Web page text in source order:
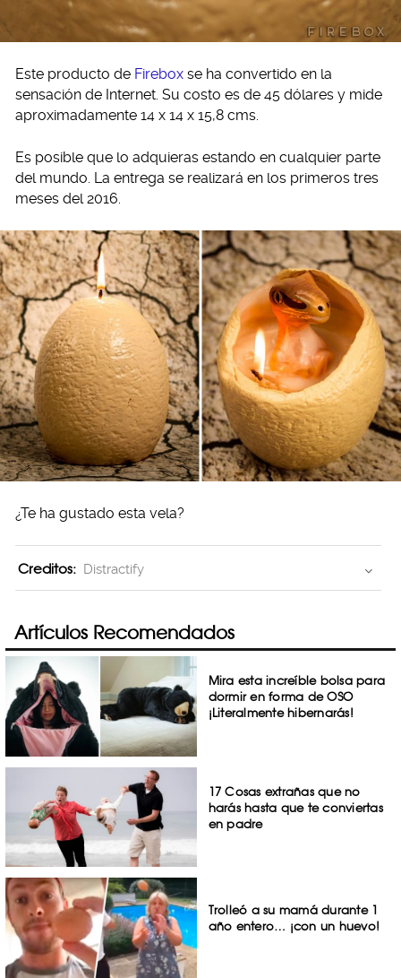
Este producto de Firebox se ha convertido en la
sensación de Internet. Su costo es de 45 dólares y mide
aproximadamente 14 x 14 x 15,8 cms.
Es posible que lo adquieras estando en cualquier parte
del mundo. La entrega se realizará en los primeros tres
meses del 2016.
¿Te ha gustado esta vela?
Creditos: Distractify
Artículos Recomendados
Mira esta increíble bolsa para
dormir en forma de OSO
¡Literalmente hibernarás!
17 Cosas extrañas que no
harás hasta que te conviertas
en padre
Trolleó a su mamá durante 1
año entero… ¡con un huevo!